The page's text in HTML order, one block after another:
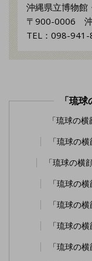
沖縄県立博物館
〒900-0006 沖
TEL：098-
「琉
「琉球の
「琉球の
「琉球の横
「琉球の
「琉球の
「琉球の
「琉球の